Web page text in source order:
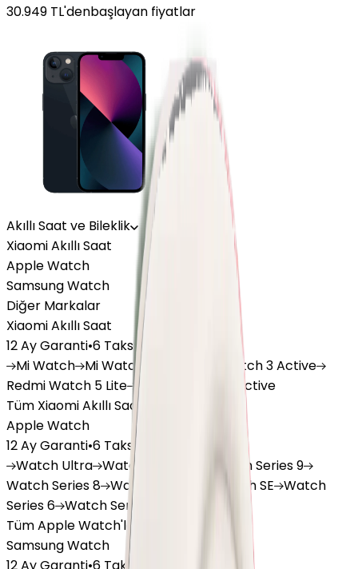
30.949 TL'denbaşlayan fiyatlar
Akıllı Saat ve Bileklik
Xiaomi Akıllı Saat
Apple Watch
Samsung Watch
Diğer Markalar
Xiaomi Akıllı Saat
12 Ay Garanti•6 Taksit
MiWatch MiWatch Lite
Watch 3 Active
RedmiWatch 5 Lite Redmi
Watch 5 Active
Tüm Xiaomi Akıllı Saat'lar
Apple Watch
12 Ay Garanti•6 Taksit
Watch Ultra Watch WatchSeries 9
WatchSeries 8 Watch WatchSE Watch
Series 6 WatchSeries 5
Tüm Apple Watch'lar
Samsung Watch